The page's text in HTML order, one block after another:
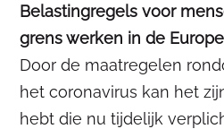
Belastingregels voor
grens werken in de
Door de maatregelen
het coronavirus kan het
hebt die nu tijdelijk